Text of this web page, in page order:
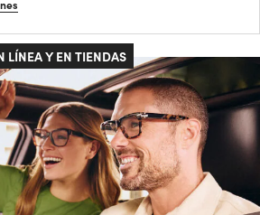
LÍNEA Y EN TIENDAS